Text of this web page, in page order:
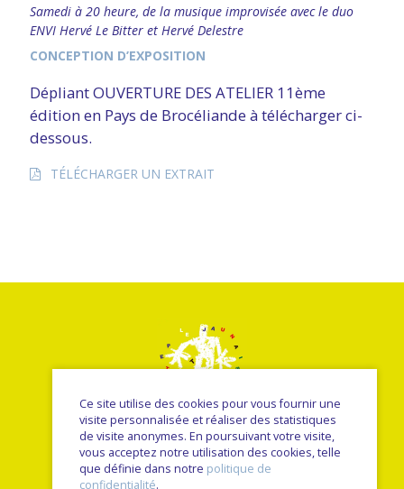
Samedi à 20 heure, de la musique improvisée avec le duo
ENVI Hervé Le Bitter et Hervé Delestre
CONCEPTION D’EXPOSITION
Dépliant OUVERTURE DES ATELIER 11ème
édition en Pays de Brocéliande à télécharger ci-
dessous.
TÉLÉCHARGER UN EXTRAIT
© Le petit jaunais - Nancy Sulmont 2026
une réalisation Sitedit
Ce site utilise des cookies pour vous fournir une
visite personnalisée et réaliser des statistiques
de visite anonymes. En poursuivant votre visite,
vous acceptez notre utilisation des cookies, telle
que définie dans notre politique de
confidentialité.